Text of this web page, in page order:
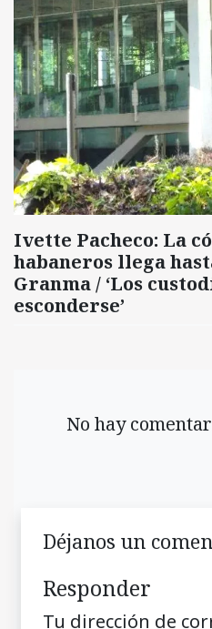
Ivette Pacheco: La
habaneros llega
Granma / ‘Los
esconderse’
No hay
Déjanos un
Responder
Tu dirección de